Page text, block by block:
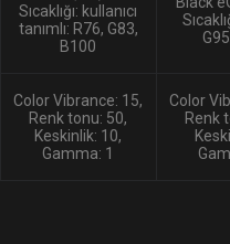
Sıcaklığı: kullanıcı
tanımlı: R76, G83,
B100
Color Vibrance: 15,
Renk tonu: 50,
Keskinlik: 10,
Gamma: 1
Color
Renk